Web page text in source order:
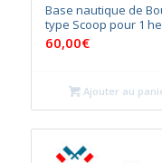
Base nautique de
type Scoop pour 1
60,00€
Ajouter au